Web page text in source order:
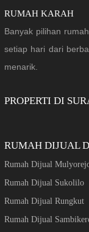
RUMAH KARAH
Banyak pilihan
setiap hari dari
menarik.
PROPERTI DI
RUMAH DIJUAL
Rumah Dijual
Rumah Dijual Sukolilo
Rumah Dijual Rungkut
Rumah Dijual